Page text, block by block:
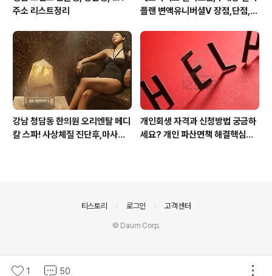
주소 리스트정리
플랜 변액유니버셜V 장점,단점,가
강남 청담동 한의원 오리엔탈 메디
칼 스파! 사상체질 진단후,마사지,
개인회생 자격과 신청방법 궁금하
세요? 개인 파산면책 해결핵심은?
1 50
티스토리 로그인 고객센터
© Daum Corp.